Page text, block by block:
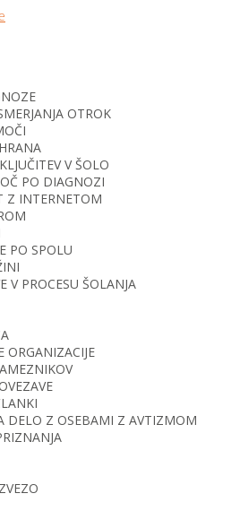
OTROK
V ŠOLO
PO DIAGNOZI
Z INTERNETOM
PO SPOLU
V PROCESU ŠOLANJA
ORGANIZACIJE
DELO Z OSEBAMI Z AVTIZMOM